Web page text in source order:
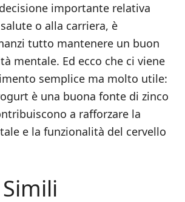
importante relativa
o alla carriera, è
tutto mantenere un buon
mentale. Ed ecco che ci viene
semplice ma molto utile:
è una buona fonte di zinco
a rafforzare la
e la funzionalità del cervello